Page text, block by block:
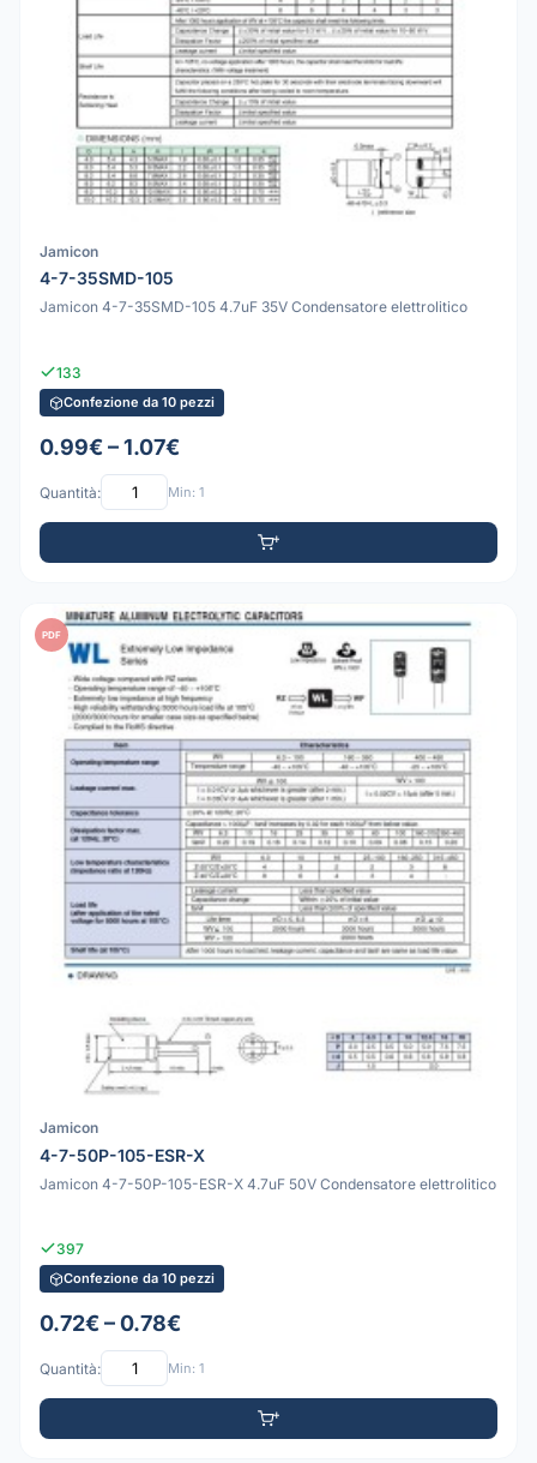
Jamicon
4-7-35SMD-105
Jamicon 4-7-35SMD-105 4.7uF 35V Condensatore elettrolitico
133
Confezione da 10 pezzi
0.99€ – 1.07€
Quantità: Min: 1
PDF
Jamicon
4-7-50P-105-ESR-X
Jamicon 4-7-50P-105-ESR-X 4.7uF 50V Condensatore elettrolitico
397
Confezione da 10 pezzi
0.72€ – 0.78€
Quantità: Min: 1